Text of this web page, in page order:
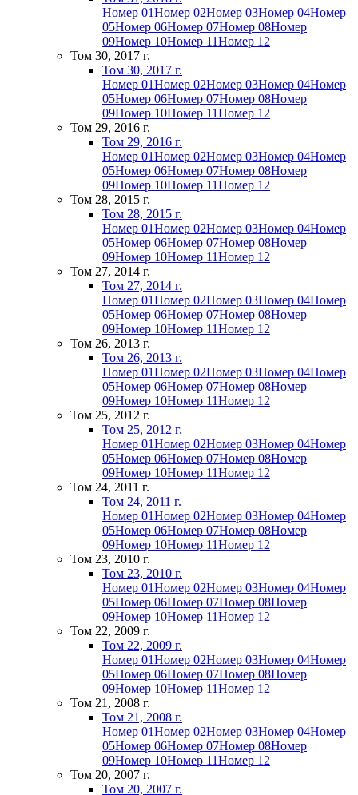
Номер 01Номер 02Номер 03Номер 04Номер
05Номер 06Номер 07Номер 08Номер
09Номер 10Номер 11Номер 12
Том 30, 2017 г.
Том 30, 2017 г.
Номер 01Номер 02Номер 03Номер 04Номер
05Номер 06Номер 07Номер 08Номер
09Номер 10Номер 11Номер 12
Том 29, 2016 г.
Том 29, 2016 г.
Номер 01Номер 02Номер 03Номер 04Номер
05Номер 06Номер 07Номер 08Номер
09Номер 10Номер 11Номер 12
Том 28, 2015 г.
Том 28, 2015 г.
Номер 01Номер 02Номер 03Номер 04Номер
05Номер 06Номер 07Номер 08Номер
09Номер 10Номер 11Номер 12
Том 27, 2014 г.
Том 27, 2014 г.
Номер 01Номер 02Номер 03Номер 04Номер
05Номер 06Номер 07Номер 08Номер
09Номер 10Номер 11Номер 12
Том 26, 2013 г.
Том 26, 2013 г.
Номер 01Номер 02Номер 03Номер 04Номер
05Номер 06Номер 07Номер 08Номер
09Номер 10Номер 11Номер 12
Том 25, 2012 г.
Том 25, 2012 г.
Номер 01Номер 02Номер 03Номер 04Номер
05Номер 06Номер 07Номер 08Номер
09Номер 10Номер 11Номер 12
Том 24, 2011 г.
Том 24, 2011 г.
Номер 01Номер 02Номер 03Номер 04Номер
05Номер 06Номер 07Номер 08Номер
09Номер 10Номер 11Номер 12
Том 23, 2010 г.
Том 23, 2010 г.
Номер 01Номер 02Номер 03Номер 04Номер
05Номер 06Номер 07Номер 08Номер
09Номер 10Номер 11Номер 12
Том 22, 2009 г.
Том 22, 2009 г.
Номер 01Номер 02Номер 03Номер 04Номер
05Номер 06Номер 07Номер 08Номер
09Номер 10Номер 11Номер 12
Том 21, 2008 г.
Том 21, 2008 г.
Номер 01Номер 02Номер 03Номер 04Номер
05Номер 06Номер 07Номер 08Номер
09Номер 10Номер 11Номер 12
Том 20, 2007 г.
Том 20, 2007 г.